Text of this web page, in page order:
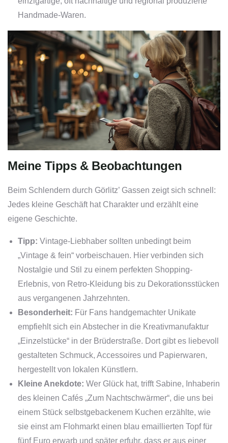
Handmade-Waren.
Meine Tipps & Beobachtungen
Beim Schlendern durch Görlitz’ Gassen zeigt sich schnell:
Jedes kleine Geschäft hat Charakter und erzählt eine
eigene Geschichte.
Tipp: Vintage-Liebhaber sollten unbedingt beim
„Vintage & fein“ vorbeischauen. Hier verbinden sich
Nostalgie und Stil zu einem perfekten Shopping-
Erlebnis, von Retro-Kleidung bis zu Dekorationsstücken
aus vergangenen Jahrzehnten.
Besonderheit: Für Fans handgemachter Unikate
empfiehlt sich ein Abstecher in die Kreativmanufaktur
„Einzelstücke“ in der Brüderstraße. Dort gibt es liebevoll
gestalteten Schmuck, Accessoires und Papierwaren,
hergestellt von lokalen Künstlern.
Kleine Anekdote: Wer Glück hat, trifft Sabine, Inhaberin
des kleinen Cafés „Zum Nachtschwärmer“, die uns bei
einem Stück selbstgebackenem Kuchen erzählte, wie
sie einst am Flohmarkt einen blau emaillierten Topf für
fünf Euro erwarb und später erfuhr, dass er aus einer